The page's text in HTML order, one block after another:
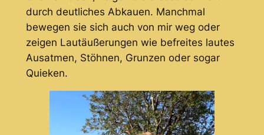
durch deutliches Abkauen. Manchmal
bewegen sie sich auch von mir weg oder
zeigen Lautäußerungen wie befreites lautes
Ausatmen, Stöhnen, Grunzen oder sogar
Quieken.